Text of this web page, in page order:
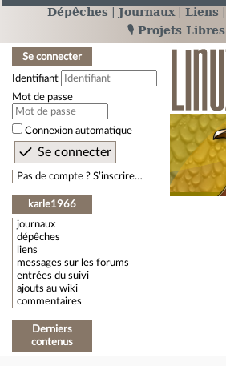
Dépêches Journaux Liens
🎙️ Projets Libres
Se connecter
Identifiant
Mot de passe
Connexion automatique
Pas de compte ? S’inscrire…
karle1966
journaux
dépêches
liens
messages sur les forums
entrées du suivi
ajouts au wiki
commentaires
Derniers
contenus